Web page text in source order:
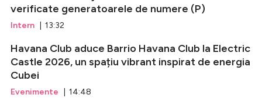
verificate generatoarele de numere (P)
Intern | 13:32
Havana Club aduce Barrio Havana Club la Electric
Castle 2026, un spațiu vibrant inspirat de energia
Cubei
Evenimente | 14:48